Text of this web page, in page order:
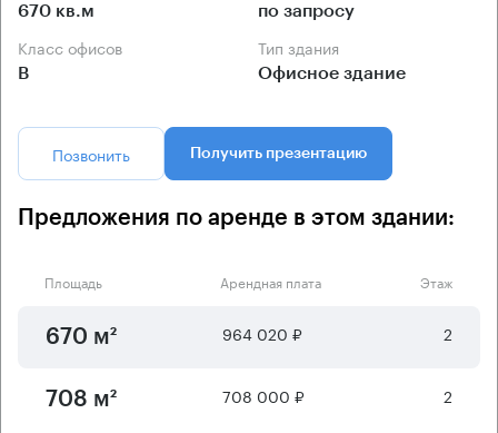
670 кв.м по запросу
Класс офисов
B
Тип здания
Офисное здание
Позвонить Получить презентацию
Предложения по аренде в этом здании:
Площадь Арендная плата Этаж
670 м² 964 020 ₽ 2
708 м² 708 000 ₽ 2